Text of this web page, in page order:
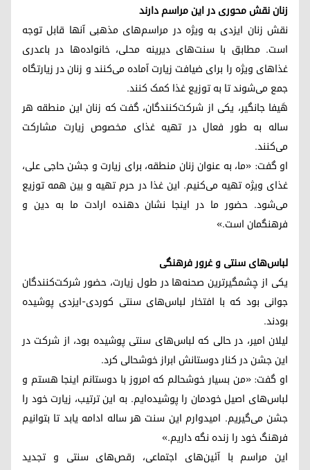
زنان نقش محوری در این مراسم دارند
نقش زنان ایزدی به ویژه در مراسم‌های مذهبی آنها قابل توجه
است. مطابق با سنت‌های دیرینه محلی، خانواده‌ها در باعدری
غذاهای ویژه را برای ضیافت زیارت آماده می‌کنند و زنان در زیارتگاه
جمع می‌شوند تا به توزیع غذا کمک کنند.
هَیفا جانگیر، یکی از شرکت‌کنندگان، گفت که زنان این منطقه هر
ساله به طور فعال در تهیه غذای مخصوص زیارت مشارکت
می‌کنند.
او گفت: «ما، به عنوان زنان منطقه، برای زیارت و جشن حاجی علی،
غذای ویژه تهیه می‌کنیم. این غذا در حرم تهیه و بین همه توزیع
می‌شود. حضور ما در اینجا نشان دهنده ارادت ما به دین و
فرهنگمان است.»
لباس‌های سنتی و غرور فرهنگی
یکی از چشمگیرترین صحنه‌ها در طول زیارت، حضور شرکت‌کنندگان
جوانی بود که با افتخار لباس‌های سنتی کوردی-ایزدی پوشیده
بودند.
لیلان امیر، در حالی که لباس‌های سنتی پوشیده بود، از شرکت در
این جشن در کنار دوستانش ابراز خوشحالی کرد.
او گفت: «من بسیار خوشحالم که امروز با دوستانم اینجا هستم و
لباس‌های اصیل خودمان را پوشیده‌ایم. به این ترتیب، زیارت خود را
جشن می‌گیریم. امیدوارم این سنت هر ساله ادامه یابد تا بتوانیم
فرهنگ خود را زنده نگه داریم.»
این مراسم با آئین‌های اجتماعی، رقص‌های سنتی و تجدید